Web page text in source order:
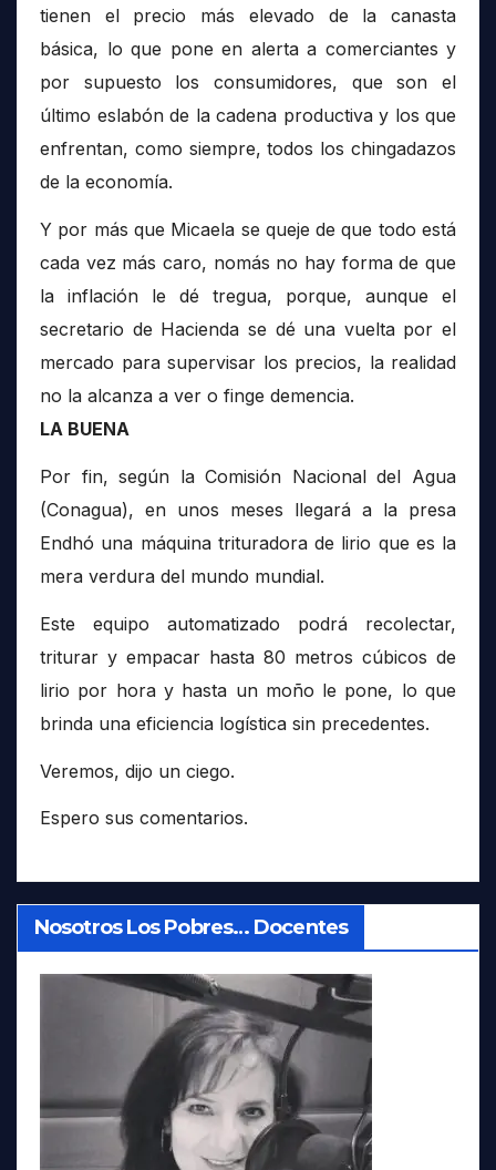
tienen el precio más elevado de la canasta
básica, lo que pone en alerta a comerciantes y
por supuesto los consumidores, que son el
último eslabón de la cadena productiva y los que
enfrentan, como siempre, todos los chingadazos
de la economía.
Y por más que Micaela se queje de que todo está
cada vez más caro, nomás no hay forma de que
la inflación le dé tregua, porque, aunque el
secretario de Hacienda se dé una vuelta por el
mercado para supervisar los precios, la realidad
no la alcanza a ver o finge demencia.
LA BUENA
Por fin, según la Comisión Nacional del Agua
(Conagua), en unos meses llegará a la presa
Endhó una máquina trituradora de lirio que es la
mera verdura del mundo mundial.
Este equipo automatizado podrá recolectar,
triturar y empacar hasta 80 metros cúbicos de
lirio por hora y hasta un moño le pone, lo que
brinda una eficiencia logística sin precedentes.
Veremos, dijo un ciego.
Espero sus comentarios.
Nosotros Los Pobres… Docentes